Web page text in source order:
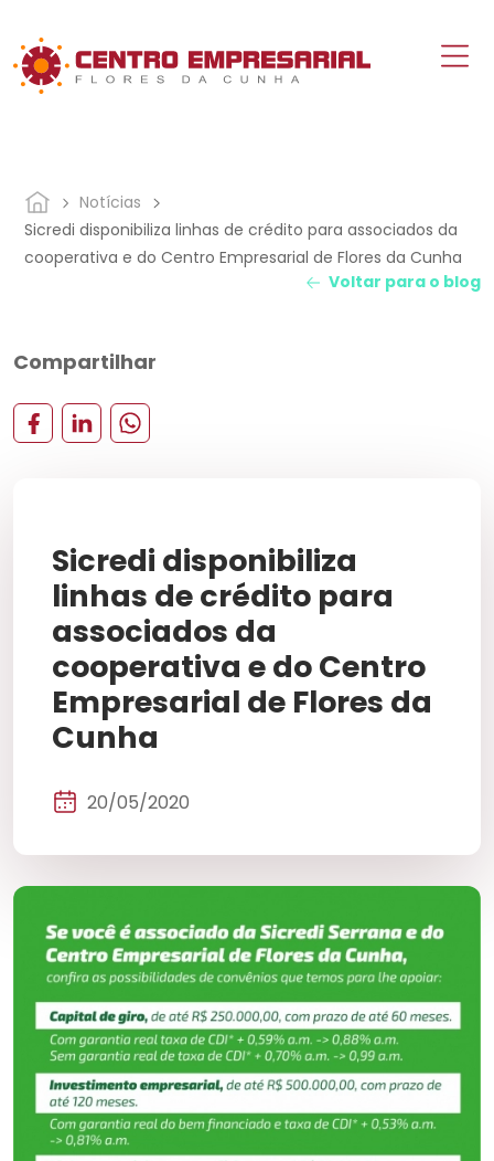
Notícias
Sicredi disponibiliza linhas de crédito para associados da
cooperativa e do Centro Empresarial de Flores da Cunha
Voltar para o blog
Compartilhar
Sicredi disponibiliza
linhas de crédito para
associados da
cooperativa e do Centro
Empresarial de Flores da
Cunha
20/05/2020